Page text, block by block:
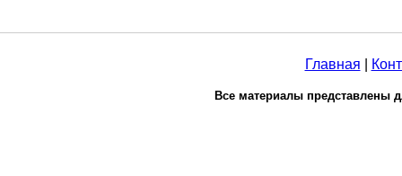
Главная
Все материалы представлены